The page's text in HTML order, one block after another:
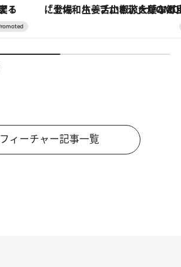
「土佐和ハーブかき氷」がOMO7高知に登場！生姜、山椒、大葉など目にも舌にも涼を呼ぶ郷土の味 【銀座で出合う最旬美容】美髪ケアや上質
フィーチャー記事一覧